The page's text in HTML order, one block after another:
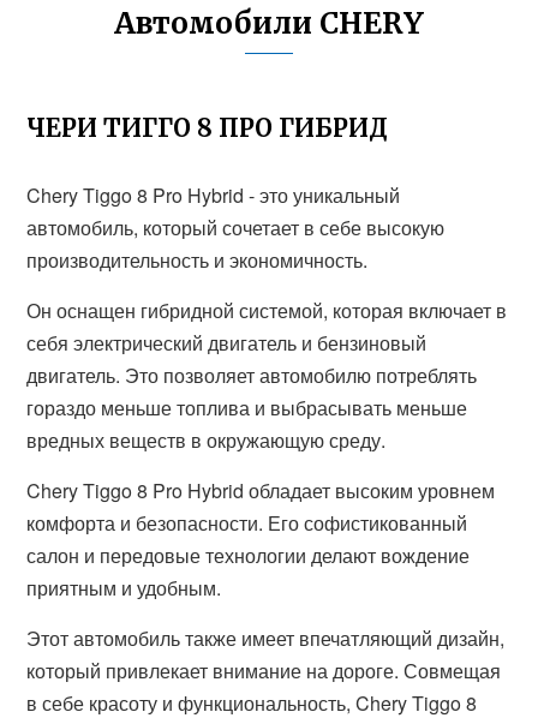
Автомобили CHERY
ЧЕРИ ТИГГО 8 ПРО ГИБРИД
Chery Tiggo 8 Pro Hybrid - это уникальный
автомобиль, который сочетает в себе высокую
производительность и экономичность.
Он оснащен гибридной системой, которая включает в
себя электрический двигатель и бензиновый
двигатель. Это позволяет автомобилю потреблять
гораздо меньше топлива и выбрасывать меньше
вредных веществ в окружающую среду.
Chery Tiggo 8 Pro Hybrid обладает высоким уровнем
комфорта и безопасности. Его софистикованный
салон и передовые технологии делают вождение
приятным и удобным.
Этот автомобиль также имеет впечатляющий дизайн,
который привлекает внимание на дороге. Совмещая
в себе красоту и функциональность, Chery Tiggo 8